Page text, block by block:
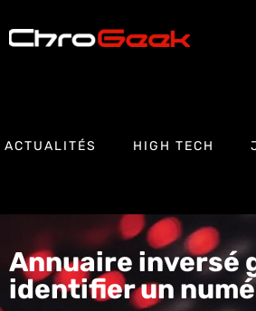
ACTUALITÉS HIGH TECH
Annuaire inversé
identifier un